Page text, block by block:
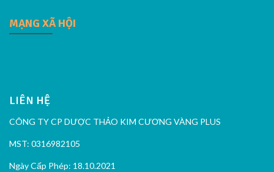
MẠNG XÃ HỘI
LIÊN HỆ
CÔNG TY CP DƯỢC THẢO KIM CƯƠNG VÀNG PLUS
MST: 0316982105
Ngày Cấp Phép: 18.10.2021